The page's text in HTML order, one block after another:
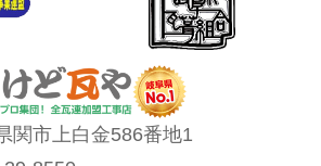
関市上白金586番地1